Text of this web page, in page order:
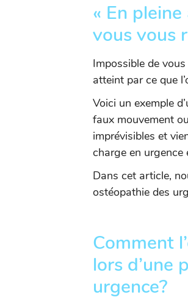
« En
vous vous
Impossible de
atteint par ce que
Voici un exemple
faux mouvement
imprévisibles et
charge en urgence
Dans cet article,
ostéopathie des
Comment
lors d’une
urgence?